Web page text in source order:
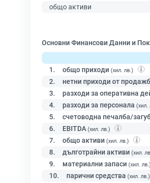
общо активи
Основни Финансови Данни и
1.
общо приходи (хил. лв.)
2. нетни приходи от
3. разходи за оперативна
4. разходи за персонала (хил.
5. счетоводна печалба/
6. EBITDA (хил. лв.)
7. общо активи (хил. лв.)
8. дълготрайни активи (хил.
9. материални запаси (хил. лв.)
10. парични средства (хил. лв.)